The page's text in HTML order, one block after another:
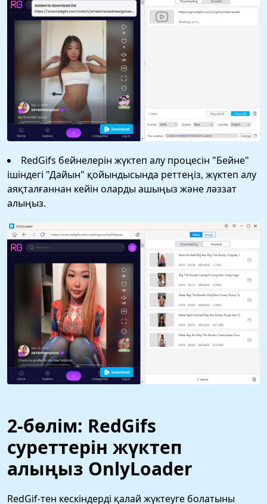
RedGifs бейнелерін жүктеп алу процесін "Бейне"
ішіндегі "Дайын" қойындысында реттеңіз, жүктеп алу
аяқталғаннан кейін оларды ашыңыз және ләззат
алыңыз.
2-бөлім: RedGifs
суреттерін жүктеп
алыңыз OnlyLoader
RedGif-тен кескіндерді қалай жүктеуге болатыны